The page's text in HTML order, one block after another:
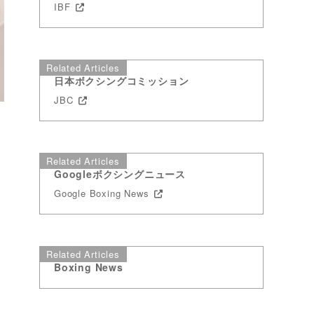
IBF
Related Articles
日本ボクシングコミッション
JBC
Related Articles
Googleボクシングニュース
Google Boxing News
Related Articles
Boxing News